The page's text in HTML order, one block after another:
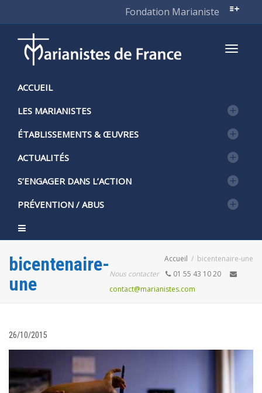
Fondation Marianiste
ACCUEIL
LES MARIANISTES
ÉTABLISSEMENTS & ŒUVRES
ACTUALITÉS
S’ENGAGER DANS L’ACTION
PRÉVENTION / ABUS
bicentenaire-
une
Accueil
bicentenaire-une
Nous contacter
01 55 43 10 20
contact@marianistes.com
26/10/2015